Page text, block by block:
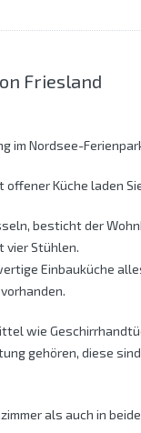
Friesland
im Nordsee-
Küche laden
besticht der
vier Stühlen.
Einbauküche
wie
gehören, diese
als auch in